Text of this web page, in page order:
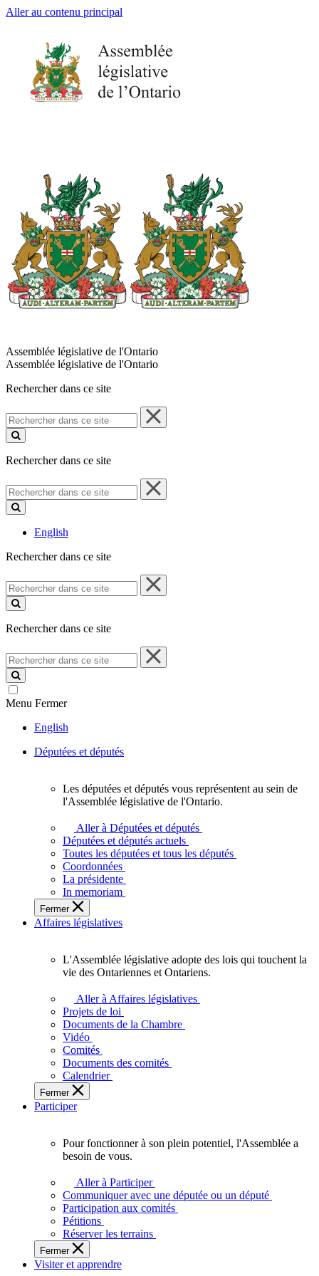
Aller au contenu principal
Assemblée législative de l'Ontario
Assemblée législative de l'Ontario
Rechercher dans ce site
Rechercher
dans
ce
Rechercher dans ce site
Rechercher
dans
ce
English
Rechercher dans ce site
Rechercher
dans
ce
Rechercher dans ce site
Rechercher
dans
ce
site
Menu Fermer
English
Députées et députés
députés
vous
représentent
sein
de
l'Assemblée
législative
l'Ontario.
Les députées et députés vous représentent au sein de
l'Assemblée législative de l'Ontario.
Aller à Députées et députés
Députées et députés actuels
Toutes les députées et tous les députés
Coordonnées
La présidente
In memoriam
Fermer
Affaires législatives
L'Assemblée
adopte
touchent
des
Ontariennes
et
L'Assemblée législative adopte des lois qui touchent la
vie des Ontariennes et Ontariens.
Aller à Affaires législatives
Projets de loi
Documents de la Chambre
Vidéo
Comités
Documents des comités
Calendrier
Fermer
Participer
plein
potentiel,
l'Assemblée
a
besoin
de
Pour fonctionner à son plein potentiel, l'Assemblée a
besoin de vous.
Aller à Participer
Communiquer avec une députée ou un député
Participation aux comités
Pétitions
Réserver les terrains
Fermer
Visiter et apprendre